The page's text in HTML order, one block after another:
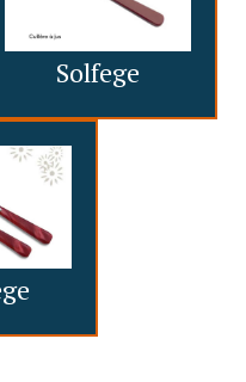
Solfege